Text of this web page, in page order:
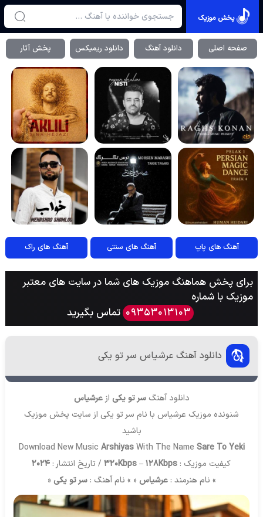
پخش موزیک
صفحه اصلی دانلود آهنگ دانلود ریمیکس پخش آثار
آهنگ های پاپ آهنگ های سنتی آهنگ های راک
برای پخش هماهنگ موزیک های شما در سایت های معتبر
موزیک با شماره
09353013103 تماس بگیرید
دانلود آهنگ عرشیاس سر تو یکی
دانلود آهنگ سر تو یکی ازعرشیاس
شنونده موزیک عرشیاس با نام سر تو یکی از سایت پخش موزیک
باشید
Download New Music ArshiyasWith The Name Sare To Yeki
کیفیت موزیک : 320Kbps – 128Kbps / تاریخ انتشار : 2024
» نام هنرمند :عرشیاس « » نام آهنگ :سر تو یکی «